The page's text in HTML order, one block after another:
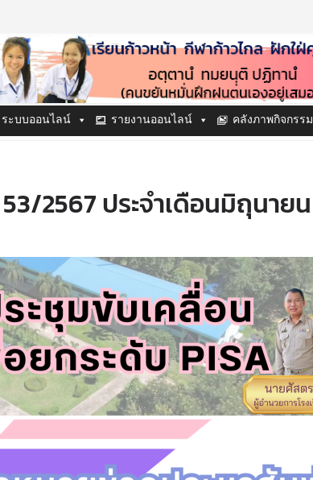
ระบบออนไลน์ รายงานออนไลน์ คลังภาพกิจกรรม
2567 ประจำเดือนมิถุนายน